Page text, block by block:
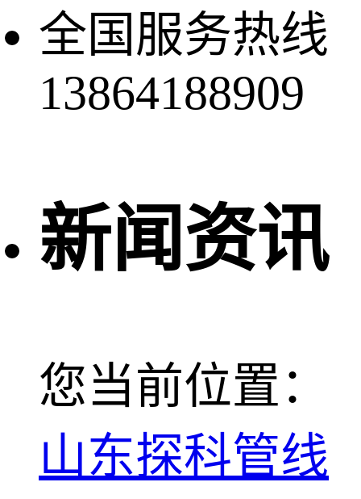
全国服务热线
13864188909
新闻资讯
您当前位置：
山东探科管线